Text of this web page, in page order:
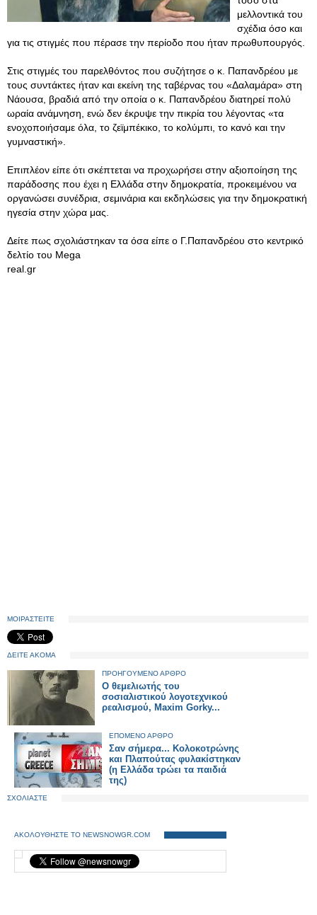
μελλοντικά του
σχέδια όσο και
για τις στιγμές που πέρασε την περίοδο που ήταν πρωθυπουργός.
Στις στιγμές του παρελθόντος που συζήτησε ο κ. Παπανδρέου με
τους συντάκτες ήταν και εκείνη της ταβέρνας του «Δαλαμάρα» στη
Νάουσα, βραδιά από την οποία ο κ. Παπανδρέου διατηρεί πολύ
ωραία ανάμνηση, ενώ δεν έκρυψε την πικρία του λέγοντας «τα
ενοχοποιήσαμε όλα, το ζεϊμπέκικο, το κολύμπι, το κανό και την
γυμναστική».
Επιπλέον είπε ότι σκέπτεται να προχωρήσει στην αξιοποίηση της
παράδοσης που έχει η Ελλάδα στην δημοκρατία, προκειμένου να
οργανώσει συνέδρια, σεμινάρια και εκδηλώσεις για την δημοκρατική
ηγεσία στην χώρα μας.
Δείτε πως σχολιάστηκαν τα όσα είπε ο Γ.Παπανδρέου στο κεντρικό
δελτίο του Mega
real.gr
ΜΟΙΡΑΣΤΕΙΤΕ
ΔΕΙΤΕ ΑΚΟΜΑ
ΠΡΟΗΓΟΥΜΕΝΟ ΑΡΘΡΟ
Ο θεμελιωτής του
σοσιαλιστικού λογοτεχνικού
ρεαλισμού, Maxim Gorky...
ΕΠΟΜΕΝΟ ΑΡΘΡΟ
Σαν σήμερα... Κολοκοτρώνης
και Πλαπούτας φυλακίστηκαν
(η Ελλάδα τρώει τα παιδιά
της)
ΣΧΟΛΙΑΣΤΕ
ΑΚΟΛΟΥΘΗΣΤΕ ΤΟ NEWSNOWGR.COM